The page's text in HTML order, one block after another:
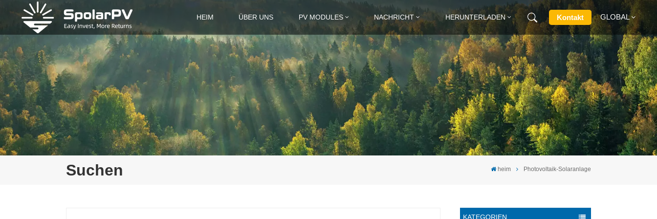
HEIM ÜBER UNS PV MODULES NACHRICHT HERUNTERLADEN Kontakt GLOBAL
English
Français
Deutsch
Русский
Italiano
Español
Suchen heim Photovoltaik-Solaranlage
KATEGORIEN